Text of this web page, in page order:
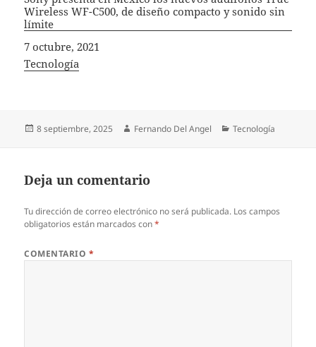
Wireless WF-C500, de diseño compacto y sonido sin
límite
Fecha
7 octubre, 2021
In relation to
Tecnología
Publicado
8 septiembre, 2025 Autor
Fernando Del Angel Categorías
Tecnología
Deja un comentario
Tu dirección de correo electrónico no será publicada. Los campos
obligatorios están marcados con*
COMENTARIO *